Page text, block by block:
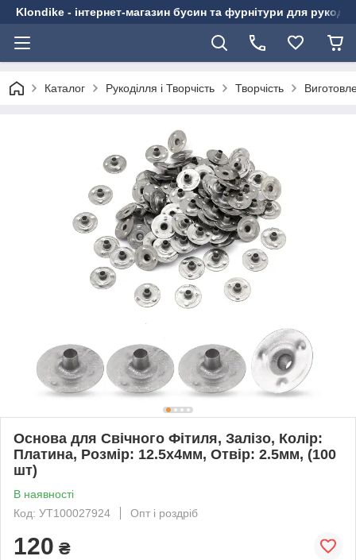
Klondike - інтернет-магазин бусин та фурнітури для
Каталог Рукоділля і Творчість Творчість
Основа для Свічного Фітиля, Залізо, Колір:
Платина, Розмір: 12.5х4мм, Отвір: 2.5мм, (100
шт)
В наявності
Код: УТ100027924
Опт і роздріб
120 ₴